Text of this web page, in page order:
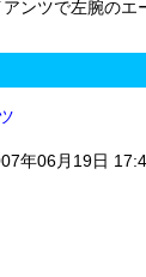
ンツで左腕のエ
年06月19日